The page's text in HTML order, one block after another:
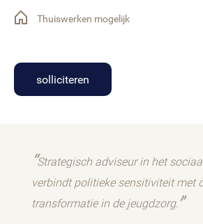
Thuiswerken mogelijk
solliciteren
Strategisch adviseur in het
verbindt politieke sensitiviteit met
transformatie in de jeugdzorg."